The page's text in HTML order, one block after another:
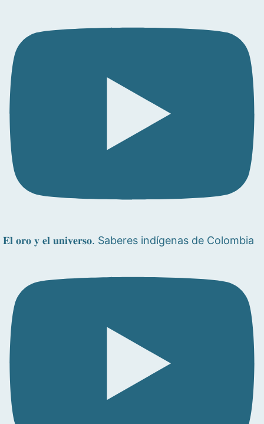
𝐄𝐥 𝐨𝐫𝐨 𝐲 𝐞𝐥 𝐮𝐧𝐢𝐯𝐞𝐫𝐬𝐨. Saberes indígenas de Colombia